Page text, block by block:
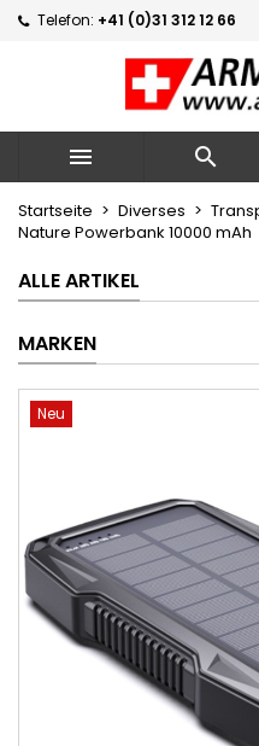
Telefon: +41 (0)31 312 12 66
 
Startseite Diverses
Nature Powerbank 10000 mAh
ALLE ARTIKEL
MARKEN
Neu
Neue Liste erstellen
Name der Wunschliste
Abbrechen
Sie müssen angemeldet
Wunschliste hinzufügen